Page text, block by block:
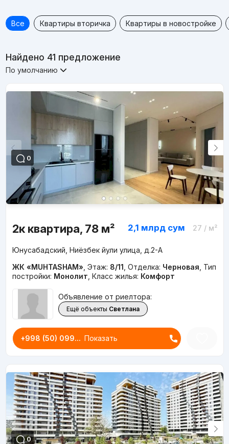
Все Квартиры вторичка Квартиры в новостройке
Найдено 41 предложение
По умолчанию
0
2к квартира, 78 м² 2,1 млрд сум 27 / м²
Юнусабадский, Ниёзбек йули улица, д.2-A
ЖК «MUHTASHAM» Этаж: 8/11 Отделка: Черновая Тип
постройки: Монолит Класс жилья: Комфорт
Объявление от риелтора:
Ещё объекты Светлана
+998 (50) 099... Показать
0